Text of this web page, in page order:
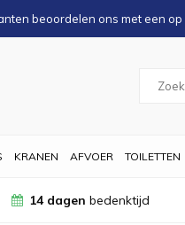
beoordelen ons met een op
KRANEN AFVOER TOILETTEN
14 dagen bedenktijd